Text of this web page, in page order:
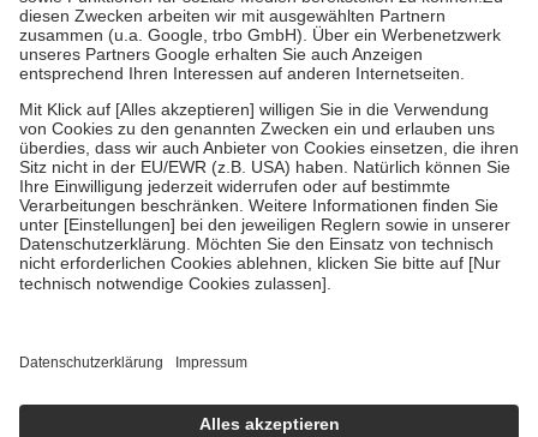
Zuzahlung zehn Prozent der Kosten sowie zehn Euro je
Verordnung.
Um das Engagement der Versicherten für ihre eigene Gesundheit zu
stärken und die besondere Stellung der Familie zu unterstützen,
fallenkeine Zuzahlungenan bei:
• Kindern und Jugendlichen bis zum vollendeten 18. Lebensjahr
mit Ausnahme der Fahrkosten
• Untersuchungen zur Vorsorge und Früherkennung, die von der
GKV getragen werden
• empfohlenen Schutzimpfungen
• Harn- und Blutteststreifen
getroffen, um sicherzustellen, dass es sich um echte Bewertungen
https://help.etrusted.com/hc/de/articles/4419944605341